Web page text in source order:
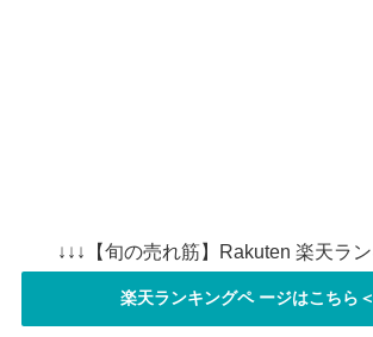
↓↓↓【旬の売れ筋】Rakuten 楽天ラ
楽天ランキングペ ージはこちら